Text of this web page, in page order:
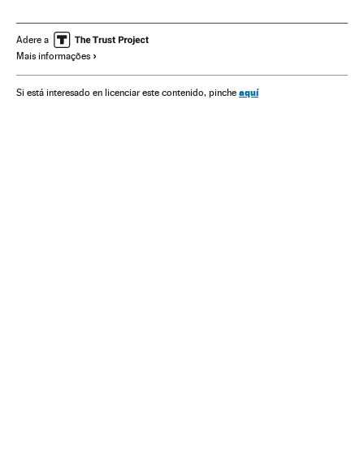
Pré-história Ciências sociais
Adere a
Mais informações
Si está interesado en licenciar este contenido, pinche aquí